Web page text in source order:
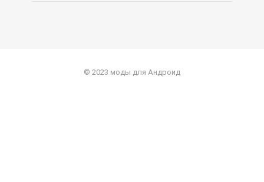
© 2023 моды для Андроид